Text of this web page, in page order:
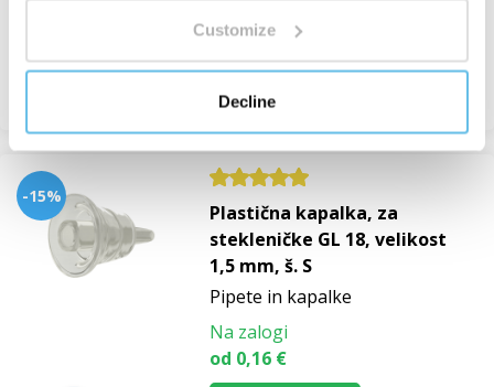
Customize
Decline
13,92 €
Pregledati.
-15%
Plastična kapalka, za
stekleničke GL 18, velikost
1,5 mm, š. S
Pipete in kapalke
Na zalogi
od 0,16 €